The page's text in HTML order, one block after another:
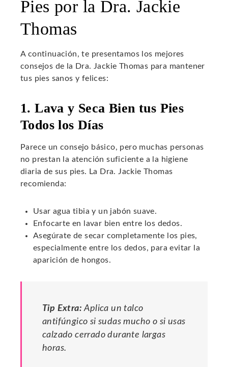
Pies por la Dra. Jackie
Thomas
A continuación, te presentamos los mejores
consejos de la Dra. Jackie Thomas para mantener
tus pies sanos y felices:
1. Lava y Seca Bien tus Pies
Todos los Días
Parece un consejo básico, pero muchas personas
no prestan la atención suficiente a la higiene
diaria de sus pies. La Dra. Jackie Thomas
recomienda:
Usar agua tibia y un jabón suave.
Enfocarte en lavar bien entre los dedos.
Asegúrate de secar completamente los pies,
especialmente entre los dedos, para evitar la
aparición de hongos.
Tip Extra: Aplica un talco
antifúngico si sudas mucho o si usas
calzado cerrado durante largas
horas.